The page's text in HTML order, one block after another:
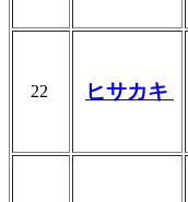
22 ヒサカキ